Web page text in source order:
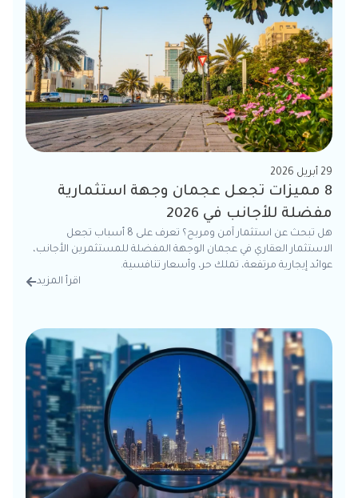
29 أبريل 2026
8 مميزات تجعل عجمان وجهة استثمارية
مفضلة للأجانب في 2026
هل تبحث عن استثمار آمن ومربح؟ تعرف على 8 أسباب تجعل
الاستثمار العقاري في عجمان الوجهة المفضلة للمستثمرين الأجانب،
عوائد إيجارية مرتفعة، تملك حر، وأسعار تنافسية.
اقرأ المزيد